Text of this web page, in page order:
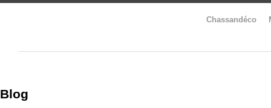
Chassandéco
Blog